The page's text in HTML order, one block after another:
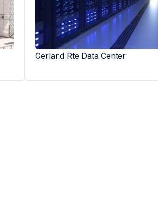
Gerland Rte Data Center